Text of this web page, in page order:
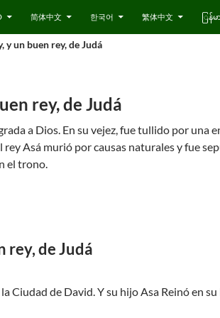
简体中文 한국어 繁体中文 ြန်မ
y un buen rey, de Judá
rey, de Judá
a Dios. En su vejez, fue tullido por una
Asá murió por causas naturales y fue
el trono.
rey, de Judá
Ciudad de David. Y su hijo Asa Reinó en su